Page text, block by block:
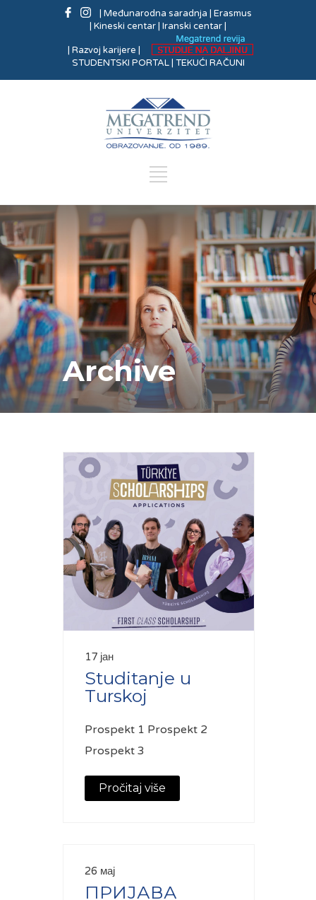
| Međunarodna saradnja | Erasmus
| Kineski centar | Iranski centar |
| Razvoj karijere |
STUDENTSKI PORTAL | TEKUĆI RAČUNI
Archive
17 јан
Studitanje u
Turskoj
Prospekt 1 Prospekt 2
Prospekt 3
Pročitaj više
26 мај
ПРИЈАВА